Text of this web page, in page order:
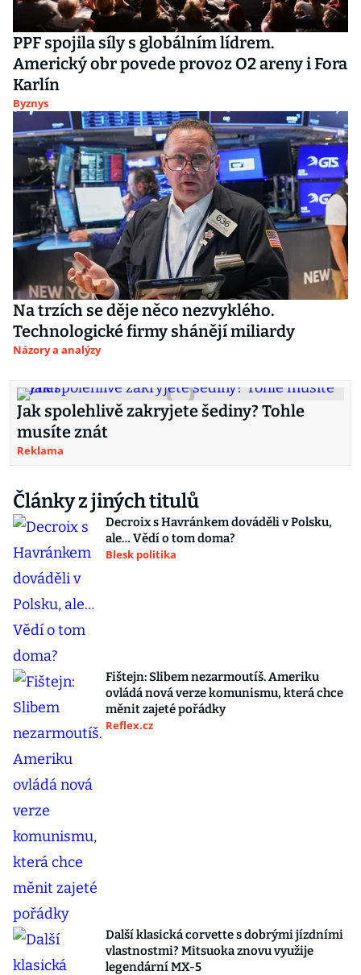
PPF spojila síly s globálním lídrem.
Americký obr povede provoz O2 areny i Fora
Karlín
Byznys
Na trzích se děje něco nezvyklého.
Technologické firmy shánějí miliardy
Názory a analýzy
Jak spolehlivě zakryjete šediny? Tohle
musíte znát
Reklama
Články z jiných titulů
Decroix s Havránkem dováděli v Polsku,
ale… Vědí o tom doma?
Blesk politika
Fištejn: Slibem nezarmoutíš. Ameriku
ovládá nová verze komunismu, která chce
měnit zajeté pořádky
Reflex.cz
Další klasická corvette s dobrými jízdními
vlastnostmi? Mitsuoka znovu využije
legendární MX-5